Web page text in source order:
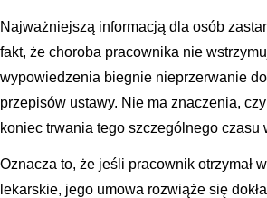
Najważniejszą informacją dla osób
fakt, że choroba pracownika nie
wypowiedzenia biegnie nieprzerwanie
przepisów ustawy. Nie ma znaczenia,
koniec trwania tego szczególnego czasu
Oznacza to, że jeśli pracownik otrzymał
lekarskie, jego umowa rozwiąże się